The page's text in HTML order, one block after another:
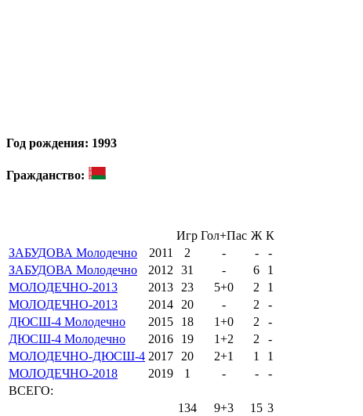
Год рождения: 1993
Гражданство:
Игр Гол+Пас Ж К
ЗАБУДОВА Молодечно
2011 2 - -
-
ЗАБУДОВА Молодечно
2012 31 - 6
1
МОЛОДЕЧНО-2013
2013 23 5+0 2
1
МОЛОДЕЧНО-2013
2014 20 - 2
-
ДЮСШ-4 Молодечно
2015 18 1+0 2
-
ДЮСШ-4 Молодечно
2016 19 1+2 2
-
МОЛОДЕЧНО-ДЮСШ-4 2017 20 2+1 1
1
МОЛОДЕЧНО-2018
2019 1 - -
-
ВСЕГО:
134
9+3 15 3